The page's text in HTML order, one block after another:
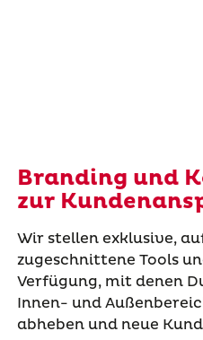
Branding und
zur
Wir stellen exklusive,
zugeschnittene Tools
Verfügung, mit denen
Innen- und
abheben und neue